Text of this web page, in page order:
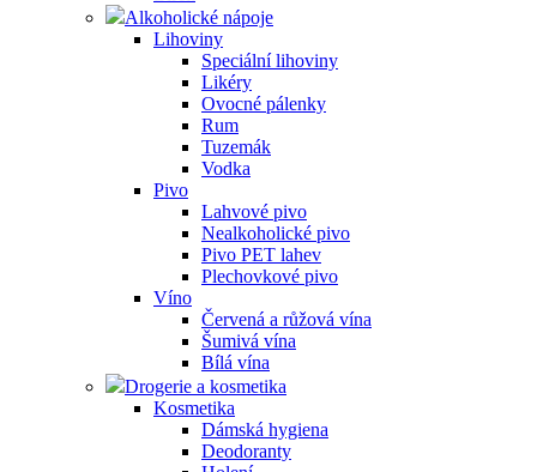
Alkoholické nápoje
Lihoviny
Speciální lihoviny
Likéry
Ovocné pálenky
Rum
Tuzemák
Vodka
Pivo
Lahvové pivo
Nealkoholické pivo
Pivo PET lahev
Plechovkové pivo
Víno
Červená a růžová vína
Šumivá vína
Bílá vína
Drogerie a kosmetika
Kosmetika
Dámská hygiena
Deodoranty